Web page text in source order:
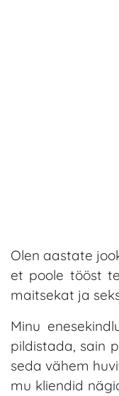
Olen aastate
et poole tööst
maitsekat ja
Minu
pildistada, sain
seda vähem
mu kliendid